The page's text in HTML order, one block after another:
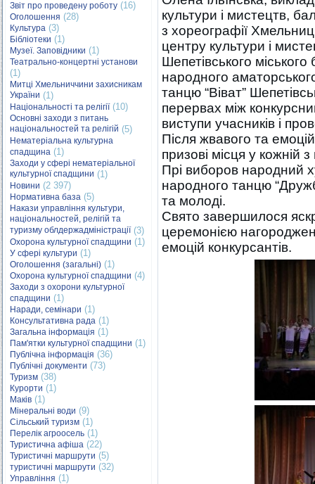
Звіт про проведену роботу (16)
Оголошення (28)
Культура (3)
Бібліотеки (1)
Музеї. Заповідники (1)
Театрально-концертні установи
(1)
Митці Хмельниччини захисникам
України (1)
Національності та релігії(10)
Основні заходи з питань
національностей та релігій (5)
Нематеріальна культурна
спадщина (1)
Заходи у сфері нематеріальної
культурної спадщини (1)
Новини (2 397)
Нормативна база (5)
Накази управління культури,
національностей, релігій та
туризму облдержадміністрації(3)
Охорона культурної спадщини (1)
У сфері культури (1)
Оголошення (загальні) (1)
Охорона культурної спадщини (4)
Заходи з охорони культурної
спадщини (1)
Наради, семінари (1)
Консультативна рада (1)
Загальна інформація (1)
Пам'ятки культурної спадщини (1)
Публічна інформація (36)
Публічні документи (73)
Туризм (38)
Курорти (1)
Маків (1)
Мінеральні води (9)
Сільський туризм (1)
Перелік агроосель (1)
Туристична афіша (22)
Туристичні маршрути (5)
туристичні маршрути (32)
Управління (1)
культури і мистецтв,
з хореографії
центру культури і
Шепетівського
народного
танцю “Віват”
перервах між
виступи учасників і
Після жвавого та
призові місця у кожній
Прі виборов народний
народного танцю
та молоді.
Свято завершилося
церемонією
емоцій конкурсантів.